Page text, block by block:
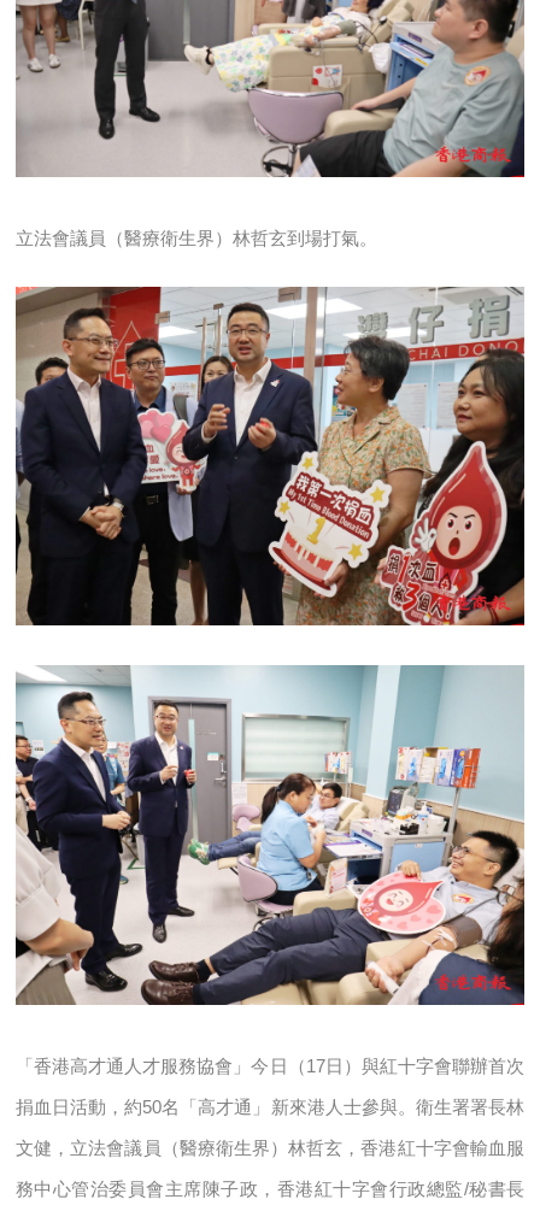
立法會議員（醫療衛生界）林哲玄到場打氣。
「香港高才通人才服務協會」今日（17日）與紅十字會聯辦首次
捐血日活動，約50名「高才通」新來港人士參與。衛生署署長林
文健，立法會議員（醫療衛生界）林哲玄，香港紅十字會輸血服
務中心管治委員會主席陳子政，香港紅十字會行政總監/秘書長